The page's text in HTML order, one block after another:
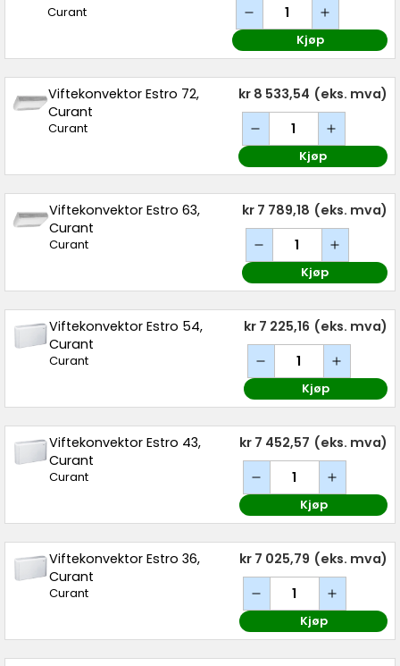
Curant
Kjøp
Viftekonvektor Estro 72,
Curant
Curant
kr 8 533,54 (eks. mva)
Kjøp
Viftekonvektor Estro 63,
Curant
Curant
kr 7 789,18 (eks. mva)
Kjøp
Viftekonvektor Estro 54,
Curant
Curant
kr 7 225,16 (eks. mva)
Kjøp
Viftekonvektor Estro 43,
Curant
Curant
kr 7 452,57 (eks. mva)
Kjøp
Viftekonvektor Estro 36,
Curant
Curant
kr 7 025,79 (eks. mva)
Kjøp